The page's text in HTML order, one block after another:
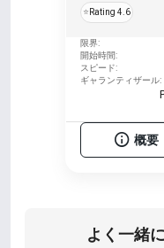
⭐ Rating 4.6
限界:
開始時間:
スピード:
ギャランティザール:
概要
よく一緒